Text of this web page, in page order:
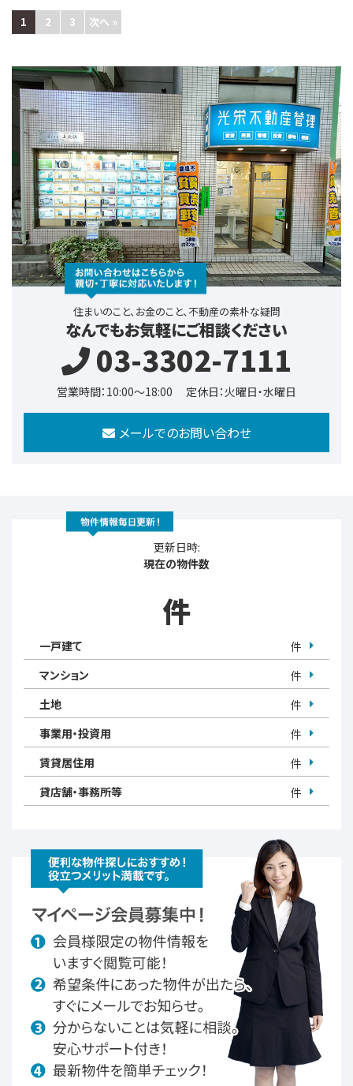
1 2 3 次へ »
住まいのこと、お金のこと、不動産の素朴な疑問
なんでもお気軽にご相談ください
03-3302-7111
営業時間：10:00～18:00 定休日：火曜日・水曜日
メールでのお問い合わせ
更新日時:
現在の物件数
件
一戸建て
件
マンション
件
土地
件
事業用・投資用
件
賃貸居住用
件
貸店舗・事務所等
件